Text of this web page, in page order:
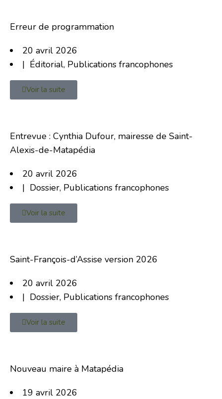
Erreur de programmation
20 avril 2026
| Éditorial, Publications francophones
Voir la suite
Entrevue : Cynthia Dufour, mairesse de Saint-
Alexis-de-Matapédia
20 avril 2026
| Dossier, Publications francophones
Voir la suite
Saint-François-d’Assise version 2026
20 avril 2026
| Dossier, Publications francophones
Voir la suite
Nouveau maire à Matapédia
19 avril 2026